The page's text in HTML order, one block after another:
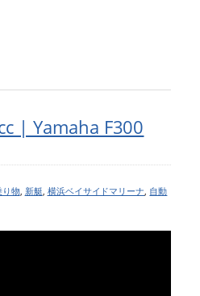
| Yamaha F300
り物, 新艇, 横浜ベイサイドマリーナ, 自動